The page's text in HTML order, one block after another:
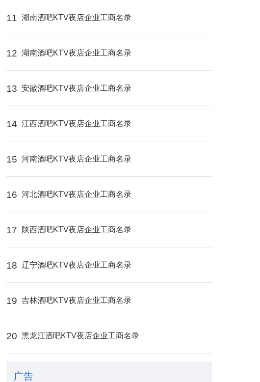
11 湖南酒吧KTV夜店企业工商名录
12 湖南酒吧KTV夜店企业工商名录
13 安徽酒吧KTV夜店企业工商名录
14 江西酒吧KTV夜店企业工商名录
15 河南酒吧KTV夜店企业工商名录
16 河北酒吧KTV夜店企业工商名录
17 陕西酒吧KTV夜店企业工商名录
18 辽宁酒吧KTV夜店企业工商名录
19 吉林酒吧KTV夜店企业工商名录
20 黑龙江酒吧KTV夜店企业工商名录
广告